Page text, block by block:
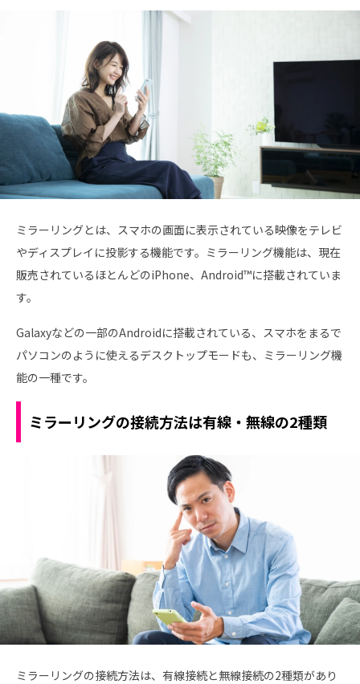
ミラーリングとは、スマホの画面に表示されている映像をテレビ
やディスプレイに投影する機能です。ミラーリング機能は、現在
販売されているほとんどのiPhone、Android™に搭載されていま
す。
Galaxyなどの一部のAndroidに搭載されている、スマホをまるで
パソコンのように使えるデスクトップモードも、ミラーリング機
能の一種です。
ミラーリングの接続方法は有線・無線の2種類
ミラーリングの接続方法は、有線接続と無線接続の2種類があり